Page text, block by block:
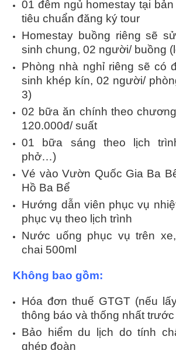
01 đêm ngủ homestay tại
tiêu chuẩn đăng ký tour
Homestay buồng riêng sẽ
sinh chung, 02 người/ buồng
Phòng nhà nghỉ riêng sẽ có
sinh khép kín, 02 người/
3)
02 bữa ăn chính theo
120.000đ/ suất
01 bữa sáng theo lịch
phở…)
Vé vào Vườn Quốc Gia Ba
Hồ Ba Bể
Hướng dẫn viên phục vụ
phục vụ theo lịch trình
Nước uống phục vụ trên
chai 500ml
Không bao gồm:
Hóa đơn thuế GTGT (nếu
thông báo và thống nhất
Bảo hiểm du lịch do tính
ghép đoàn